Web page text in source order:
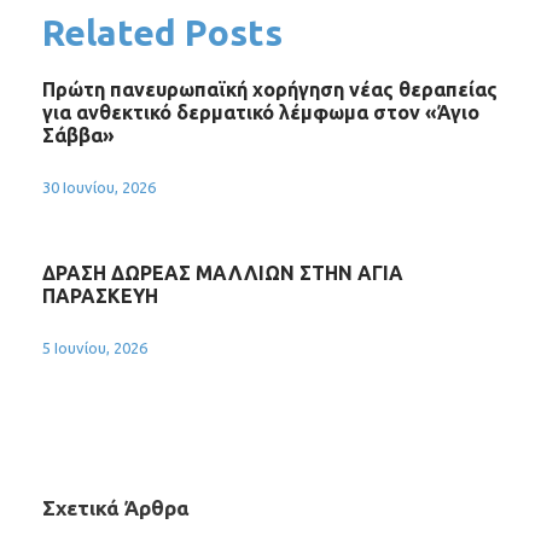
Related Posts
Πρώτη πανευρωπαϊκή χορήγηση νέας θεραπείας
για ανθεκτικό δερματικό λέμφωμα στον «Άγιο
Σάββα»
30 Ιουνίου, 2026
ΔΡΑΣΗ ΔΩΡΕΑΣ ΜΑΛΛΙΩΝ ΣΤΗΝ ΑΓΙΑ
ΠΑΡΑΣΚΕΥΗ
5 Ιουνίου, 2026
Σχετικά Άρθρα